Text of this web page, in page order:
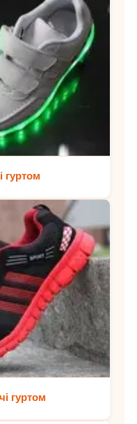
гуртом
гуртом